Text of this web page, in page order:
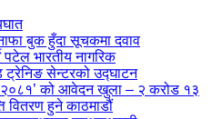
नाफा बुक हुँदा सूचकमा दवाव
पटेल भारतीय नागरिक
ट्रेनिङ सेन्टरको उद्घाटन
को आवेदन खुला – २ करोड १३
वितरण हुने काठमाडौं